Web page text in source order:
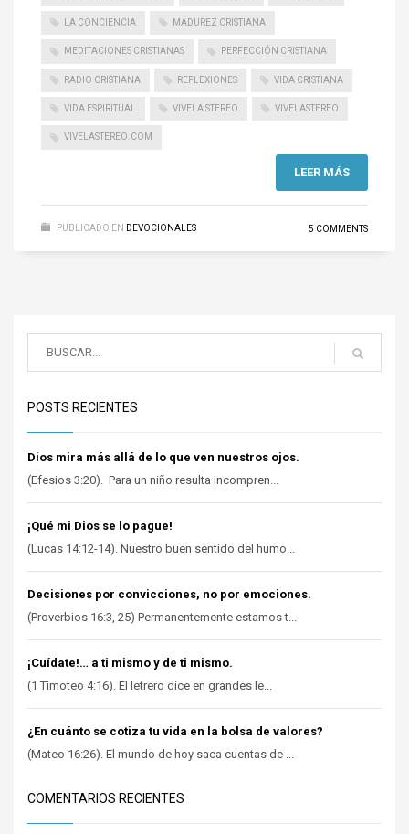
LA CONCIENCIA MADUREZ CRISTIANA
MEDITACIONES CRISTIANAS PERFECCIÓN CRISTIANA
RADIO CRISTIANA REFLEXIONES VIDA CRISTIANA
VIDA ESPIRITUAL VIVELA STEREO VIVELASTEREO
VIVELASTEREO.COM
LEER MÁS
PUBLICADO EN DEVOCIONALES 5 COMMENTS
POSTS RECIENTES
Dios mira más allá de lo que ven nuestros ojos.
(Efesios 3:20). Para un niño resulta incompren...
¡Qué mi Dios se lo pague!
(Lucas 14:12-14). Nuestro buen sentido del humo...
Decisiones por convicciones, no por emociones.
(Proverbios 16:3, 25) Permanentemente estamos t...
¡Cuídate!… a ti mismo y de ti mismo.
(1 Timoteo 4:16). El letrero dice en grandes le...
¿En cuánto se cotiza tu vida en la bolsa de valores?
(Mateo 16:26). El mundo de hoy saca cuentas de ...
COMENTARIOS RECIENTES